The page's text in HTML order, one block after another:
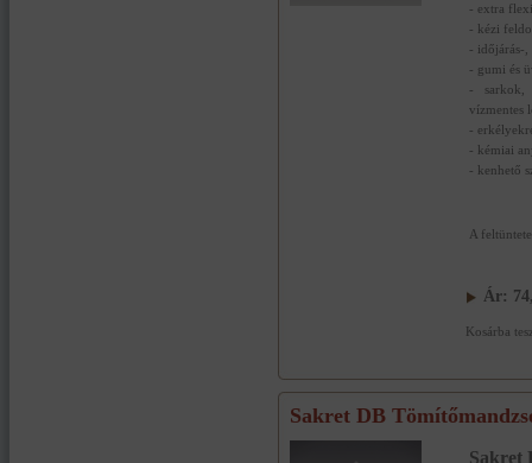
- extra
- kézi
- időjárás-
- gumi és
- sarkok,
vízmentes
-
- kémiai
- kenhető
A
Ár:
Kosárba
Sakret DB
Sakret